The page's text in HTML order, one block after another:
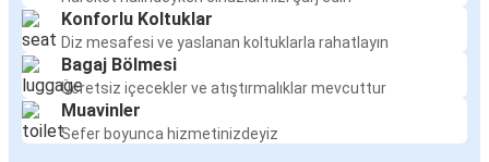
Konforlu Koltuklar
Diz mesafesi ve yaslanan koltuklarla rahatlayın
Bagaj Bölmesi
Ücretsiz içecekler ve atıştırmalıklar mevcuttur
Muavinler
Sefer boyunca hizmetinizdeyiz